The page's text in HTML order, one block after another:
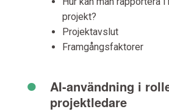
projekt?
Projektavslut
Framgångsfaktorer
•
AI-användning i
projektledare